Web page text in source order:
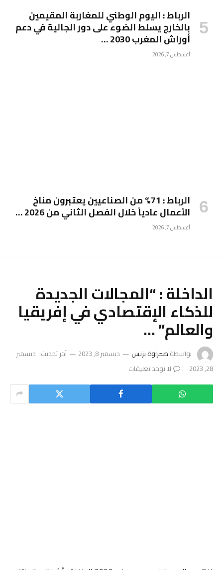
الرباط : اليوم الوطني للمغاربة المقيمين
بالخارج يسلط الضوء على دور الجالية في دعم
أوراش المغرب 2030 …
أغسطس 7, 2026
الرباط : 71% من الصناعيين يعتبرون مناخ
الأعمال عادياً خلال الفصل الثاني من 2026 …
أغسطس 7, 2026
الداخلة : “المجالات الجديدة
للذكاء الإقتصادي في إفريقيا
والعالم” …
بواسطة صحراوة بزنس ديسمبر 8, 2023 آخر تحديث: ديسمبر
28, 2023
لا توجد تعليقات